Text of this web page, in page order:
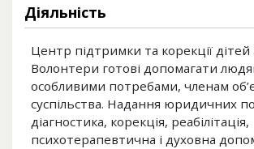
Діяльність
Центр підтримки та корекції
Волонтери готові допомагати
особливими потребами, членам
суспільства. Надання юридичних
діагностика, корекція, реабілітація,
психотерапевтична і духовна